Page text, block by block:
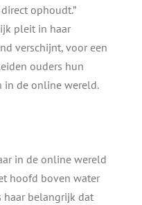
ophoudt.”
pleit in haar
verschijnt, voor een
ouders hun
in de online wereld.
in de online wereld
hoofd boven water
haar belangrijk dat